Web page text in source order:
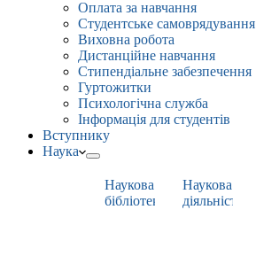
Оплата за навчання
Студентське самоврядування
Виховна робота
Дистанційне навчання
Стипендіальне забезпечення
Гуртожитки
Психологічна служба
Інформація для студентів
Вступнику
Наука
Наукова
бібліотека
Наукова
діяльність